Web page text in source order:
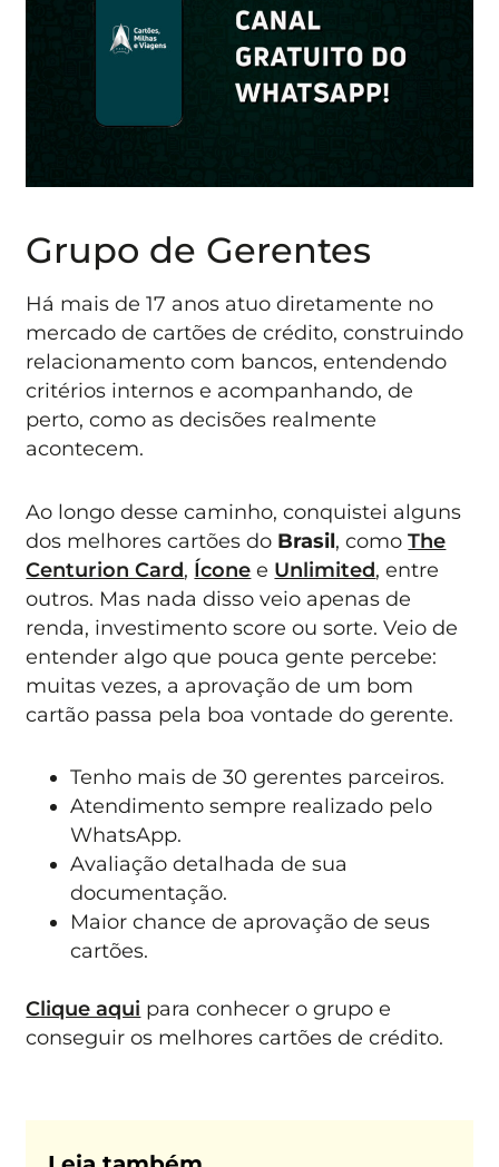
Grupo de Gerentes
Há mais de 17 anos atuo diretamente no
mercado de cartões de crédito, construindo
relacionamento com bancos, entendendo
critérios internos e acompanhando, de
perto, como as decisões realmente
acontecem.
Ao longo desse caminho, conquistei alguns
dos melhores cartões do Brasil, comoThe
Centurion Card, Ícone e Unlimited, entre
outros. Mas nada disso veio apenas de
renda, investimento score ou sorte. Veio de
entender algo que pouca gente percebe:
muitas vezes, a aprovação de um bom
cartão passa pela boa vontade do gerente.
Tenho mais de 30 gerentes parceiros.
Atendimento sempre realizado pelo
WhatsApp.
Avaliação detalhada de sua
documentação.
Maior chance de aprovação de seus
cartões.
Clique aqui para conhecer o grupo e
conseguir os melhores cartões de crédito.